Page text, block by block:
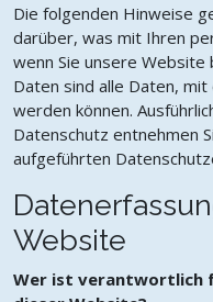
Die folgenden Hinweise
darüber, was mit Ihren
wenn Sie unsere
Daten sind alle Daten,
werden können.
Datenschutz entnehmen
aufgeführten
Website
Wer ist verantwortlich